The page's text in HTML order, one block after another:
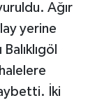
Ağır
yerine
İki